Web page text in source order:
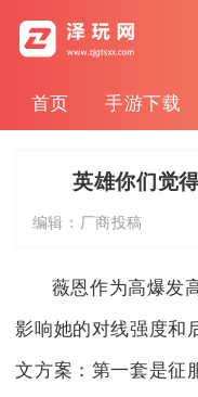
首页 手游下载
英雄你们觉
编辑： 厂商投稿
薇恩作为高爆发
影响她的对线强度和
文方案：第一套是征